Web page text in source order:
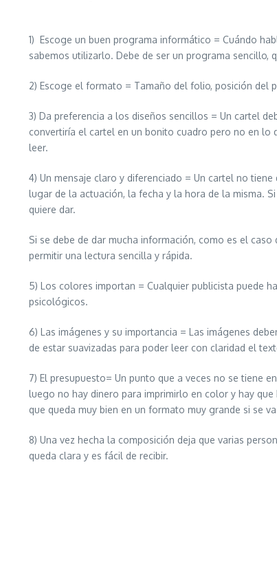
1) Escoge un buen programa informático = Cuándo
sabemos utilizarlo. Debe de ser un programa sencillo,
2) Escoge el formato = Tamaño del folio, posición
3) Da preferencia a los diseños sencillos = Un cartel
convertiría el cartel en un bonito cuadro pero no en lo
leer.
4) Un mensaje claro y diferenciado = Un cartel no
lugar de la actuación, la fecha y la hora de la misma.
quiere dar.
Si se debe de dar mucha información, como es el
permitir una lectura sencilla y rápida.
5) Los colores importan = Cualquier publicista puede
psicológicos.
6) Las imágenes y su importancia = Las imágenes
de estar suavizadas para poder leer con claridad el
7) El presupuesto= Un punto que a veces no se tiene
luego no hay dinero para imprimirlo en color y hay
que queda muy bien en un formato muy grande si se
8) Una vez hecha la composición deja que varias
queda clara y es fácil de recibir.